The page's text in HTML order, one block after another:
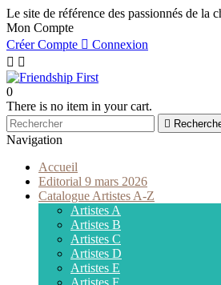
Le site de référence des passionnés de la
Mon Compte
Créer Compte  Connexion
 
0
There is no item in your cart.

Navigation
Accueil
Editorial 9 mars 2026
Catalogue Artistes A-Z
Artistes A
Artistes B
Artistes C
Artistes D
Artistes E
Artistes F